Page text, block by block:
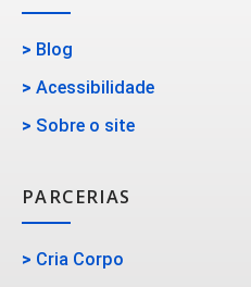
> Blog
> Acessibilidade
> Sobre o site
PARCERIAS
> Cria Corpo